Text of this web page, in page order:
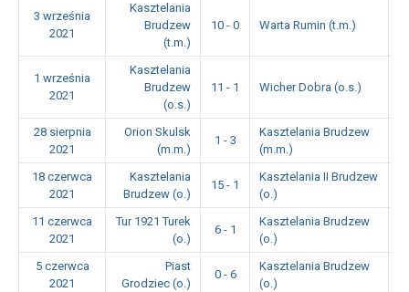
3 września
2021
Kasztelania
Brudzew
(t.m.)
10 - 0 Warta Rumin (t.m.)
1 września
2021
Kasztelania
Brudzew
(o.s.)
11 - 1 Wicher Dobra (o.s.)
28 sierpnia
2021
Orion Skulsk
(m.m.)
1 - 3
Kasztelania Brudzew
(m.m.)
18 czerwca
2021
Kasztelania
Brudzew (o.)
15 - 1
Kasztelania II Brudzew
(o.)
11 czerwca
2021
Tur 1921 Turek
(o.)
6 - 1
Kasztelania Brudzew
(o.)
5 czerwca
2021
Piast
Grodziec (o.)
0 - 6
Kasztelania Brudzew
(o.)